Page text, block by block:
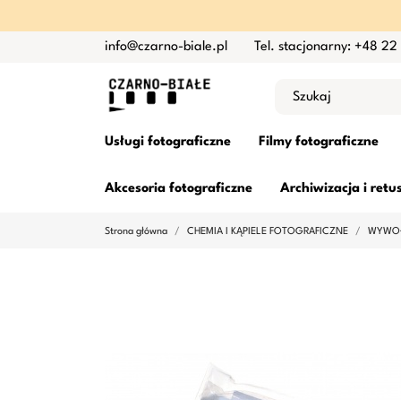
info@czarno-biale.pl Tel. stacjonarny: +48 22
Usługi fotograficzne Filmy fotograficzne
Akcesoria fotograficzne Archiwizacja i
Strona główna CHEMIA I KĄPIELE FOTOGRAFICZNE